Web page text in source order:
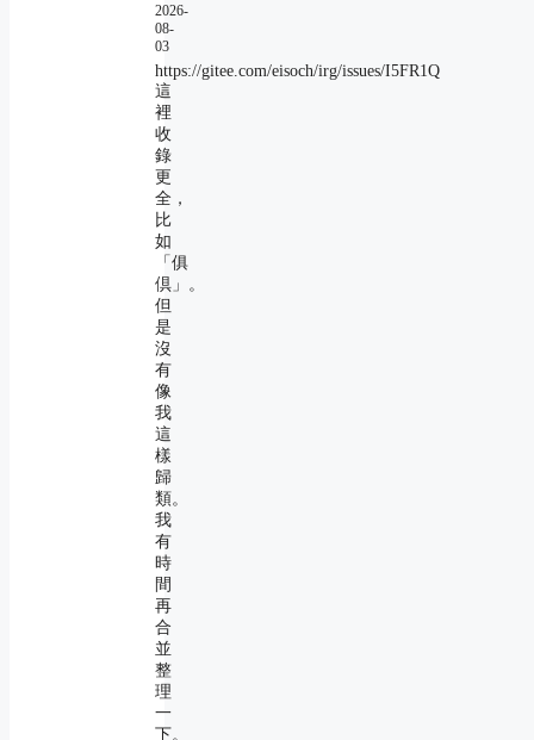
2026-
08-
03
https://gitee.com/eisoch/irg/issues/I5FR1Q
這
裡
收
錄
更
全，
比
如
「俱
倶」。
但
是
沒
有
像
我
這
樣
歸
類。
我
有
時
間
再
合
並
整
理
一
下。